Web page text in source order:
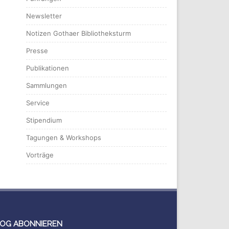
Newsletter
Notizen Gothaer Bibliotheksturm
Presse
Publikationen
Sammlungen
Service
Stipendium
Tagungen & Workshops
Vorträge
ABONNIEREN